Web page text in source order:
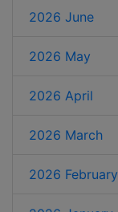
2026 June
2026 May
2026 April
2026 March
2026 February